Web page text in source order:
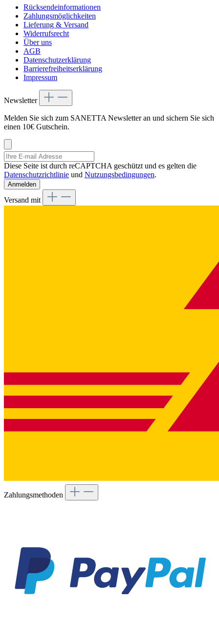
Rücksendeinformationen
Zahlungsmöglichkeiten
Lieferung & Versand
Widerrufsrecht
Über uns
AGB
Datenschutzerklärung
Barrierefreiheitserklärung
Impressum
Newsletter
Melden Sie sich zum SANETTA Newsletter an und sichern Sie sich
einen 10€ Gutschein.
Diese Seite ist durch reCAPTCHA geschützt und es gelten die
Datenschutzrichtlinie und Nutzungsbedingungen.
Anmelden
Versand mit
Zahlungsmethoden